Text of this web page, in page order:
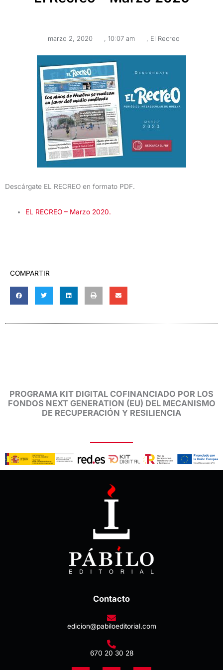
marzo 2, 2020 , 10:07 am , El Recreo
Descárgate EL RECREO en formato PDF.
EL RECREO – Marzo 2020.
COMPARTIR
PROGRAMA KIT DIGITAL COFINANCIADO POR LOS
FONDOS NEXT GENERATION (EU) DEL MECANISMO
DE RECUPERACIÓN Y RESILIENCIA
Contacto
edicion@pabiloeditorial.com
670 20 30 28